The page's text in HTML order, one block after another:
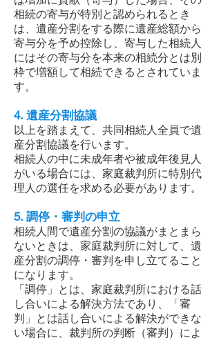
相続の寄与が特別と認められるとき
は、遺産分割をする際に遺産総額から
寄与分を予め控除し、寄与した相続人
にはその寄与分を本来の相続分とは別
枠で増額して相続できるとされていま
す。
4. 遺産分割協議
以上を踏まえて、共同相続人全員で遺
産分割協議を行います。
相続人の中に未成年者や被成年後見人
がいる場合には、家庭裁判所に特別代
理人の選任を求める必要があります。
5. 調停・審判の申立
相続人間で遺産分割の協議がまとまら
ないときは、家庭裁判所に対して、遺
産分割の調停・審判を申し立てること
になります。
「調停」とは、家庭裁判所における話
し合いによる解決方法であり、「審
判」とは話し合いによる解決ができな
い場合に、裁判所の判断（審判）によ